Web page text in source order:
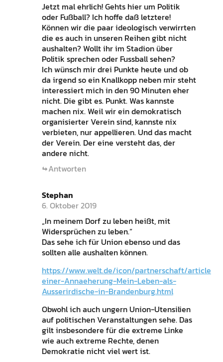
Jetzt mal ehrlich! Gehts hier um Politik
oder Fußball? Ich hoffe daß letztere!
Können wir die paar ideologisch verwirrten
die es auch in unseren Reihen gibt nicht
aushalten? Wollt ihr im Stadion über
Politik sprechen oder Fussball sehen?
Ich wünsch mir drei Punkte heute und ob
da irgend so ein Knallkopp neben mir steht
interessiert mich in den 90 Minuten eher
nicht. Die gibt es. Punkt. Was kannste
machen nix. Weil wir ein demokratisch
organisierter Verein sind, kannste nix
verbieten, nur appellieren. Und das macht
der Verein. Der eine versteht das, der
andere nicht.
Antworten
Stephan
6. Oktober 2019
„In meinem Dorf zu leben heißt, mit
Widersprüchen zu leben.“
Das sehe ich für Union ebenso und das
sollten alle aushalten können.
https://www.welt.de/icon/partnerschaft/
einer-Annaeherung-Mein-Leben-als-
Ausserirdische-in-Brandenburg.html
Obwohl ich auch ungern Union-Utensilien
auf politischen Veranstaltungen sehe. Das
gilt insbesondere für die extreme Linke
wie auch extreme Rechte, denen
Demokratie nicht viel wert ist.